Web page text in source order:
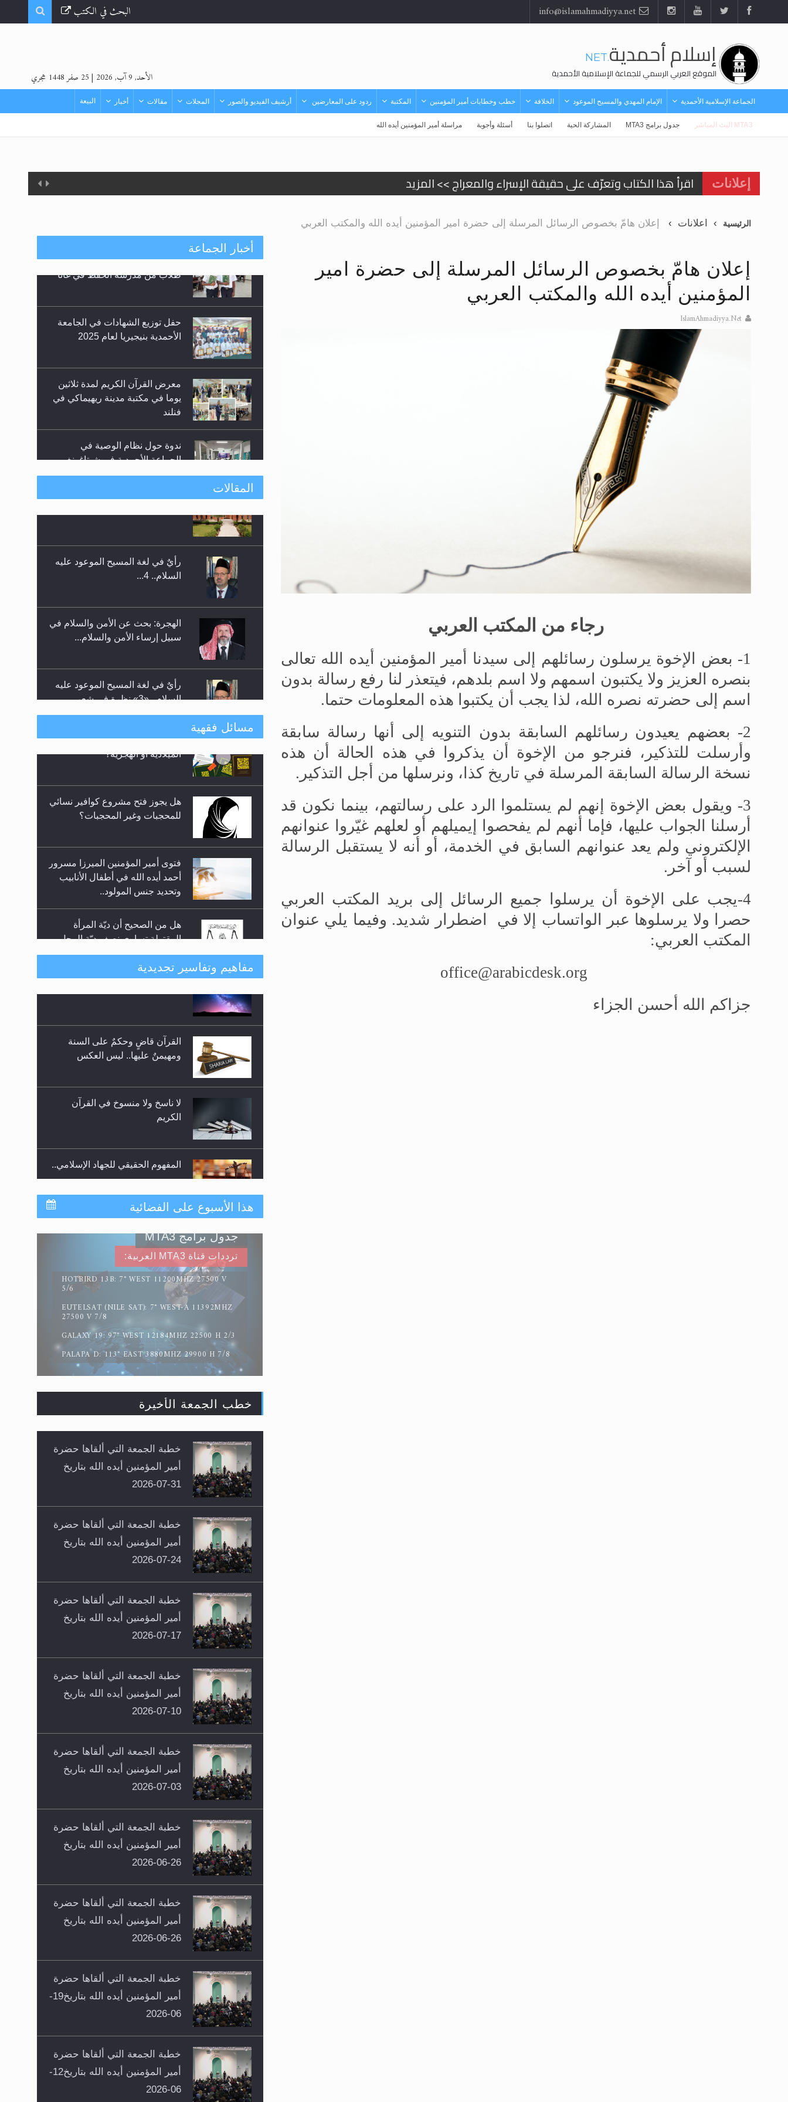
البحث في الكتب
إسلام أحمدية.NET
الموقع العربي الرسمي للجماعة الإسلامية الأحمدية الأحد, 9 آب, 2026 | 25 صفر 1448 هجري
الجماعة الإسلامية الأحمدية الإمام المهدي والمسيح الموعود الخلافة خطب وخطابات أمير المؤمنين المكتبة ردود على المعارضين أرشيف الفيديو والصور المجلات مقالات أخبار البيعة
MTA3 البث المباشر جدول برامج MTA3 المشاركة الحية اتصلوا بنا أسئلة وأجوبة مراسلة أمير المؤمنين أيده الله
إعلانات
عرض مصوَّر لأقوال المستشرقين في خاتم النبيين صلى الله عليه وسلم >> المزيد
الحجّ.. دلالات، حِكم، وأهداف >> المزيد
اقرأ هذا المقال في أهمية عيد الأضحى وأحكامه >> المزيد
الحجّ.. دلالات، حِكم، وأهداف >> المزيد
تعميم هامّ لأفراد الجماعة >> المزيد
تعميم هامّ لأفراد الجماعة >> المزيد
إعلان هامّ بخصوص الرسائل المرسلة إلى حضرة امير المؤمنين أيده الله والمكتب العربي >> المزيد
للانتقال إلى كافة الردود على القمص زكريا يطرس وأعداء الإسلام اضغط هنا >> المزيد
الرئيسية اعلانات إعلان هامّ بخصوص الرسائل المرسلة إلى حضرة امير المؤمنين أيده الله والمكتب العربي
إعلان هامّ بخصوص الرسائل المرسلة إلى حضرة امير
المؤمنين أيده الله والمكتب العربي
IslamAhmadiyya.Net
رجاء من المكتب العربي
1- بعض الإخوة يرسلون رسائلهم إلى سيدنا أمير المؤمنين أيده الله تعالى
بنصره العزيز ولا يكتبون اسمهم ولا اسم بلدهم، فيتعذر لنا رفع رسالة بدون
اسم إلى حضرته نصره الله، لذا يجب أن يكتبوا هذه المعلومات حتما.
2-
بعضهم يعيدون رسائلهم السابقة بدون التنويه إلى أنها رسالة سابقة
وأرسلت للتذكير، فنرجو من الإخوة أن يذكروا في هذه الحالة أن هذه
نسخة الرسالة السابقة المرسلة في تاريخ كذا، ونرسلها من أجل التذكير.
3- ويقول بعض الإخوة إنهم لم يستلموا الرد على رسالتهم، بينما نكون قد
أرسلنا الجواب عليها، فإما أنهم لم يفحصوا إيميلهم أو لعلهم غيّروا عنوانهم
الإلكتروني ولم يعد عنوانهم السابق في الخدمة، أو أنه لا يستقبل الرسالة
لسبب أو آخر.
4-يجب على الإخوة أن يرسلوا جميع الرسائل إلى بريد المكتب العربي
حصرا
ولا يرسلوها عبر الواتساب إلا في اضطرار شديد. وفيما يلي عنوان
المكتب العربي:
office@arabicdesk.org
جزاكم الله أحسن الجزاء
أخبار الجماعة
الأحمدية بنيجيريا لعام 2025
يوما في مكتبة مدينة ريهيماكي في
ندوة حول نظام الوصية في
الجماعة الأحمدية في شيتاغونغ –
بنغلاديش
اليوم الوطني الرياضي لمجلس
المقالات
السلام.. 4...
سبيل إرساء الأمن والسلام...
السلام ..«3» نظرة في شعر
المسيح الموعود عليه السلام.....
**الحصن الحصين من وساوس
مسائل فقهية
للمحجبات وغير المحجبات؟
أحمد أيده الله في أطفال الأنابيب
وتحديد جنس المولود..
هل من الصحيح أن ديّة المرأة
المقتولة تساوي نصف ديّة الرجل
المقتول؟
هل تعتبر الأشفار الاصطناعية
(الرموش الاصطناعية) والأظافر
للوضوء وهل يُسمح الصلاة بها؟
مفاهيم وتفاسير تجديدية
ومهيمنٌ عليها.. ليس العكس
الكريم
سورة التكوير تُنبئ بزمن بعثة
المسيح الموعود عليه السلام
حقيقة المسيح الدجال
هذا الأسبوع على الفضائية
ترددات قناة MTA3 العربية:
HOTBIRD 13B: 7° WEST 11200MHZ 27500 V
5/6
EUTELSAT (NILE SAT): 7° WEST-A 11392MHZ
27500 V 7/8
GALAXY 19: 97° WEST 12184MHZ 22500 H 2/3
PALAPA D: 113° EAST 3880MHZ 29900 H 7/8
جدول برامج MTA3
خطب الجمعة الأخيرة
خطبة الجمعة التي ألقاها حضرة
أمير المؤمنين أيده الله بتاريخ
31-07-2026
خطبة الجمعة التي ألقاها حضرة
أمير المؤمنين أيده الله بتاريخ
24-07-2026
خطبة الجمعة التي ألقاها حضرة
أمير المؤمنين أيده الله بتاريخ
17-07-2026
خطبة الجمعة التي ألقاها حضرة
أمير المؤمنين أيده الله بتاريخ
10-07-2026
خطبة الجمعة التي ألقاها حضرة
أمير المؤمنين أيده الله بتاريخ
03-07-2026
خطبة الجمعة التي ألقاها حضرة
أمير المؤمنين أيده الله بتاريخ
26-06-2026
خطبة الجمعة التي ألقاها حضرة
أمير المؤمنين أيده الله بتاريخ
26-06-2026
خطبة الجمعة التي ألقاها حضرة
أمير المؤمنين أيده الله بتاريخ19-
06-2026
خطبة الجمعة التي ألقاها حضرة
أمير المؤمنين أيده الله بتاريخ12-
06-2026